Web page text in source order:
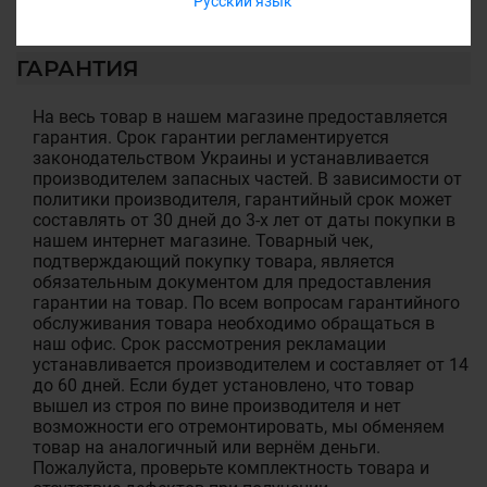
ГАРАНТИЯ
На весь товар в нашем магазине предоставляется
гарантия. Срок гарантии регламентируется
законодательством Украины и устанавливается
производителем запасных частей. В зависимости от
политики производителя, гарантийный срок может
составлять от 30 дней до 3-х лет от даты покупки в
нашем интернет магазине. Товарный чек,
подтверждающий покупку товара, является
обязательным документом для предоставления
гарантии на товар. По всем вопросам гарантийного
обслуживания товара необходимо обращаться в
наш офис. Срок рассмотрения рекламации
устанавливается производителем и составляет от 14
до 60 дней. Если будет установлено, что товар
вышел из строя по вине производителя и нет
возможности его отремонтировать, мы обменяем
товар на аналогичный или вернём деньги.
Пожалуйста, проверьте комплектность товара и